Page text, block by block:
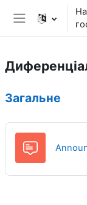
Перейти до
Бокова
Загальне